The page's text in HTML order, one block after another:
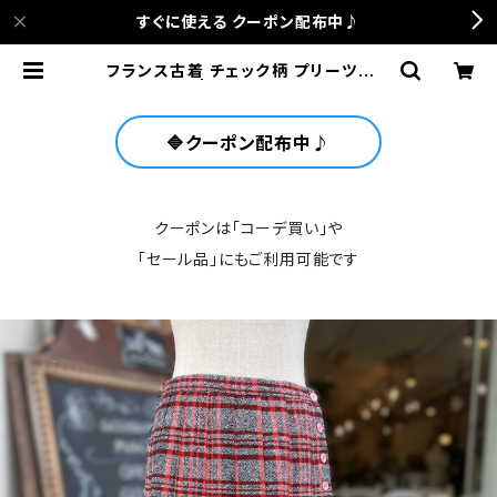
すぐに使える クーポン配布中♪
フランス古着 チェック柄 プリーツスカ
🔷クーポン配布中♪
クーポンは「コーデ買い」や
「セール品」にもご利用可能です